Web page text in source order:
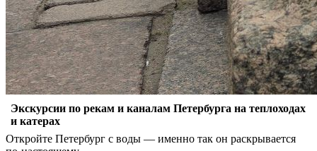
Экскурсии по рекам и каналам Петербурга на теплоходах
и катерах
Откройте Петербург с воды — именно так он раскрывается